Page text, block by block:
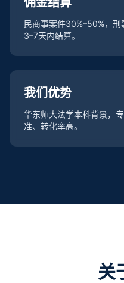
民商事案件30%–50%，
3–7天内结算。
我们优势
华东师大法学本科背景，
准、转化率高。
关